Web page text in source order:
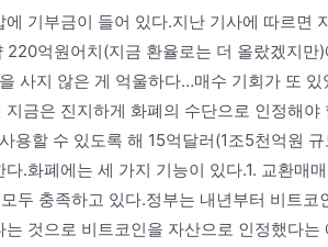
기부금이 들어 있다.지난 기사에 따르면
억원어치(지금 환율로는 더 올랐겠지만
사지 않은 게 억울하다…매수 기회가 또 있
금은 진지하게 화폐의 수단으로 인정해
용할 수 있도록 해 15억달러(1조5천억원
.화폐에는 세 가지 기능이 있다.1. 교환매
두 충족하고 있다.정부는 내년부터 비트코
것으로 비트코인을 자산으로 인정했다는